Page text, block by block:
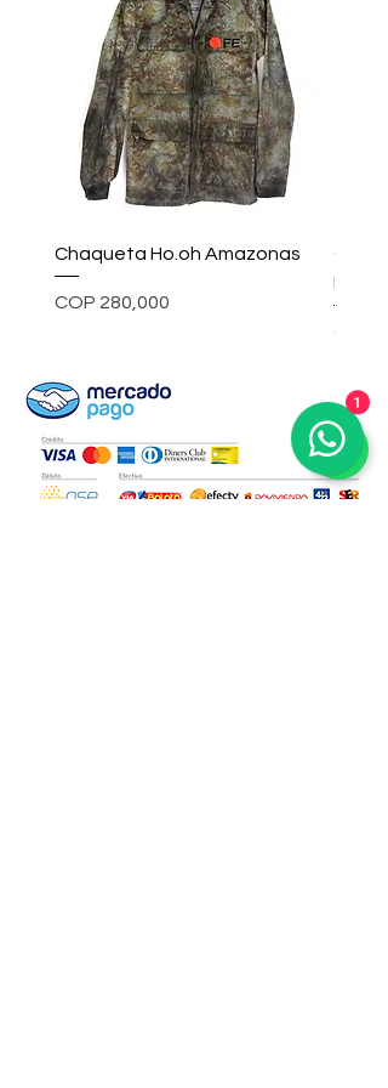
Chaqueta Ho.oh Amazonas
Price
COP 280,000
Inkwell
Price
COP
1